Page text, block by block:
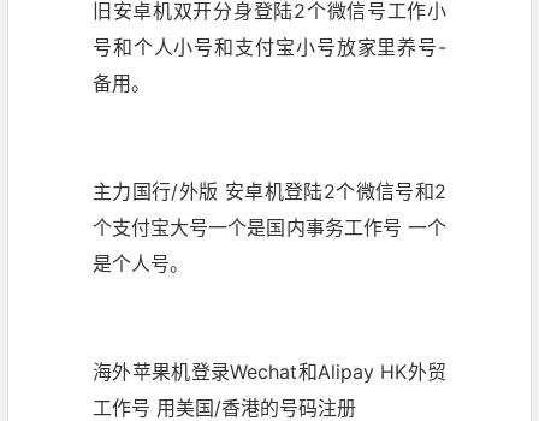
旧安卓机双开分身登陆2个微信号工作小
号和个人小号和支付宝小号放家里养号-
备用。
主力国行/外版 安卓机登陆2个微信号和2
个支付宝大号一个是国内事务工作号 一个
是个人号。
海外苹果机登录Wechat和Alipay HK外贸
工作号 用美国/香港的号码注册